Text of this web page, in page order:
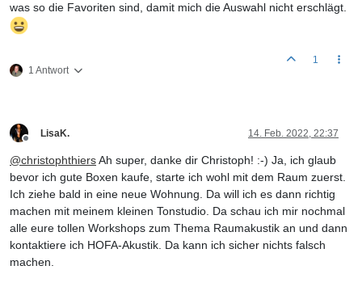
was so die Favoriten sind, damit mich die Auswahl nicht erschlägt.
1 Antwort
1
LisaK. 14. Feb. 2022, 22:37
@christophthiersAh super, danke dir Christoph! :-) Ja, ich glaub
bevor ich gute Boxen kaufe, starte ich wohl mit dem Raum zuerst.
Ich ziehe bald in eine neue Wohnung. Da will ich es dann richtig
machen mit meinem kleinen Tonstudio. Da schau ich mir nochmal
alle eure tollen Workshops zum Thema Raumakustik an und dann
kontaktiere ich HOFA-Akustik. Da kann ich sicher nichts falsch
machen.